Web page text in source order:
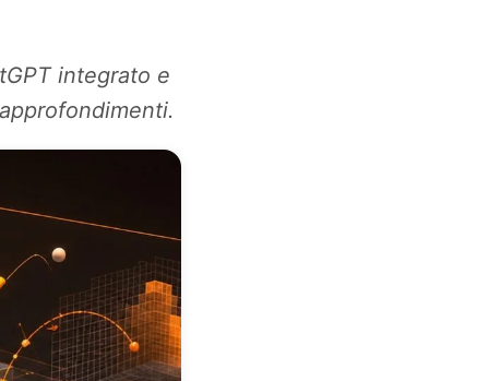
integrato e